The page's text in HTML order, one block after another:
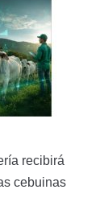
recibirá
cebuinas